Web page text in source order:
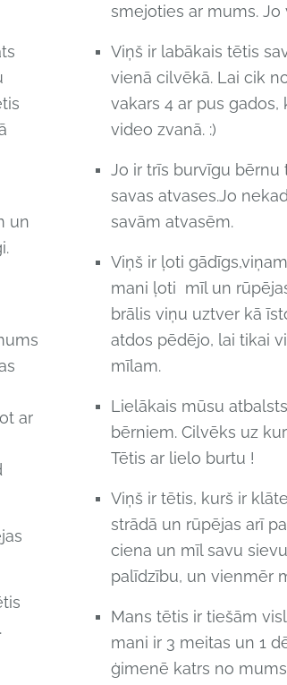
un
ar
smejoties ar mums. Jo
Viņš ir labākais tētis
vienā cilvēkā. Lai cik
vakars 4 ar pus
video zvanā. :)
Jo ir trīs burvīgu bērnu
savas atvases.Jo
savām atvasēm.
Viņš ir ļoti
mani ļoti mīl un
brālis viņu uztver kā
atdos pēdējo, lai tikai
mīlam.
Lielākais mūsu
bērniem. Cilvēks uz
Tētis ar lielo burtu !
Viņš ir tētis, kurš ir
strādā un rūpējas arī
ciena un mīl savu
palīdzību, un vienmēr
Mans tētis ir tiešām
mani ir 3 meitas un 1
ģimenē katrs no